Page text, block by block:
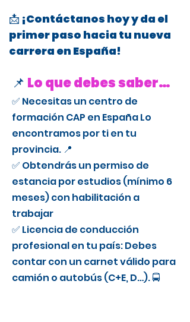
📩 ¡Contáctanos hoy y da el
primer paso hacia tu nueva
carrera en España!
📌 Lo que debes saber…
✅ Necesitas un centro de
formación CAP en España Lo
encontramos por ti en tu
provincia. 📍
✅ Obtendrás un permiso de
estancia por estudios (mínimo 6
meses) con habilitación a
trabajar
✅ Licencia de conducción
profesional en tu país: Debes
contar con un carnet válido para
camión o autobús (C+E, D…). 🚍